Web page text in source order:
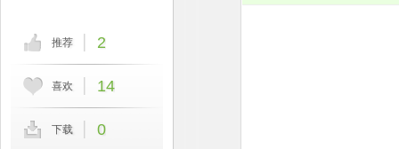
推荐 2
喜欢 14
下载 0